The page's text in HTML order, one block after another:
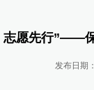
志愿先行”——
发布日期：